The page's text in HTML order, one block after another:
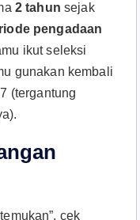
2 tahun sejak
pengadaan
ikut seleksi
gunakan kembali
(tergantung
cek